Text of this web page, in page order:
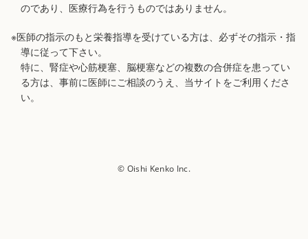
のであり、医療行為を行うものではありません。
※医師の指示のもと栄養指導を受けている方は、必ずその指示・指
導に従って下さい。
特に、腎症や心筋梗塞、脳梗塞などの複数の合併症を患ってい
る方は、事前に医師にご相談のうえ、当サイトをご利用くださ
い。
© Oishi Kenko Inc.